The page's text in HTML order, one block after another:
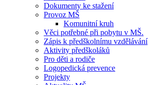
Dokumenty ke stažení
Provoz MŠ
Komunitní kruh
Věci potřebné při pobytu v MŠ.
Zápis k předškolnímu vzdělávání
Aktivity předškoláků
Pro děti a rodiče
Logopedická prevence
Projekty